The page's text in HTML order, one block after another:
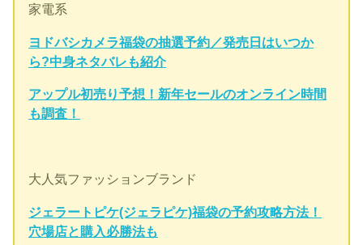
家電系
ヨドバシカメラ福袋の抽選予約／発売日はいつか
ら?中身ネタバレも紹介
アップル初売り予想！新年セールのオンライン時間
も調査！
大人気ファッションブランド
ジェラートピケ(ジェラピケ)福袋の予約攻略方法！
穴場店と購入必勝法も